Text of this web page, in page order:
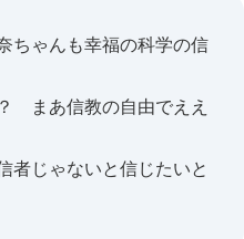
ちゃんも幸福の科学の信
まあ信教の自由でええ
者じゃないと信じたいと